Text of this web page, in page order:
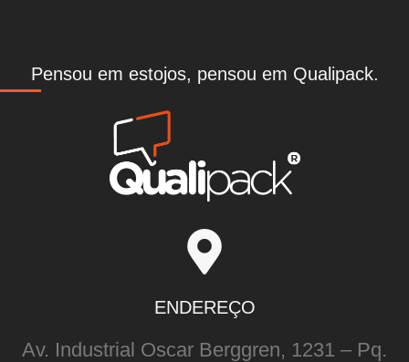
Pensou em estojos, pensou em Qualipack.
ENDEREÇO
Av. Industrial Oscar Berggren, 1231 – Pq.